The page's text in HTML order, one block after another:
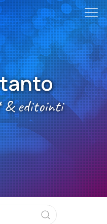
& editointi